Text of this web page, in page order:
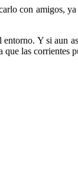
con amigos,
Y si aun
las corrientes